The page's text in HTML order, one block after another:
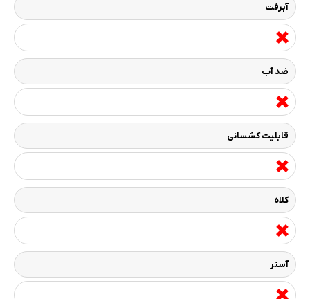
آبرفت
ضد آب
قابلیت کشسانی
کلاه
آستر